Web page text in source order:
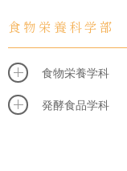
食物栄養科学部
食物栄養学科
発酵食品学科